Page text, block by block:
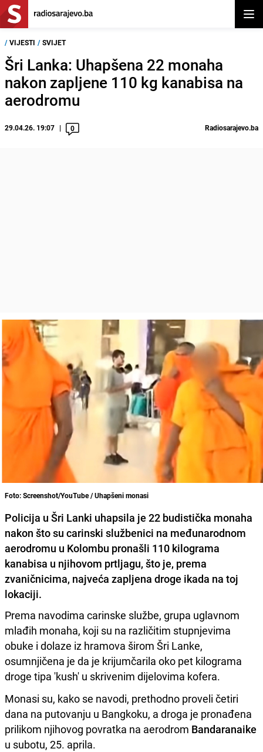
/ VIJESTI / SVIJET
Šri Lanka: Uhapšena 22 monaha
nakon zapljene 110 kg kanabisa na
aerodromu
29.04.26. 19:07 0 Radiosarajevo.ba
Foto: Screenshot/YouTube / Uhapšeni monasi
Policija u Šri Lanki uhapsila je 22 budistička monaha
nakon što su carinski službenici na međunarodnom
aerodromu u Kolombu pronašli 110 kilograma
kanabisa u njihovom prtljagu, što je, prema
zvaničnicima, najveća zapljena droge ikada na toj
lokaciji.
Prema navodima carinske službe, grupa uglavnom
mlađih monaha, koji su na različitim stupnjevima
obuke i dolaze iz hramova širom Šri Lanke,
osumnjičena je da je krijumčarila oko pet kilograma
droge tipa 'kush' u skrivenim dijelovima kofera.
Monasi su, kako se navodi, prethodno proveli četiri
dana na putovanju u Bangkoku, a droga je pronađena
prilikom njihovog povratka na aerodrom Bandaranaike
u subotu, 25. aprila.